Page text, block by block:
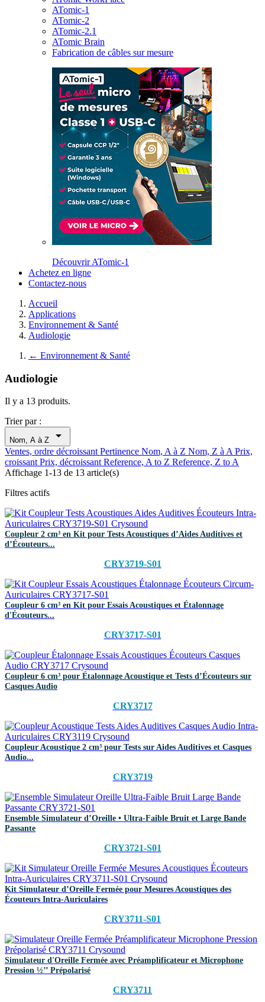
ATomic-1
ATomic-2
ATomic-2.1
ATomic Brain
Fabrication de câbles sur mesure
Découvrir ATomic-1
Achetez en ligne
Contactez-nous
Accueil
Applications
Environnement & Santé
Audiologie
← Environnement & Santé
Audiologie
Il y a 13 produits.
Trier par :
Nom, A à Z 
Ventes, ordre décroissantPertinence Nom, A à Z Nom, Z à APrix,
croissantPrix, décroissantReference, A to Z Reference, Z to A
Affichage 1-13 de 13 article(s)
Filtres actifs
Coupleur 2 cm³ en Kit pour Tests Acoustiques d’Aides Auditives et
d’Écouteurs...
CRY3719-S01
Coupleur 6 cm³ en Kit pour Essais Acoustiques et Étalonnage
d'Écouteurs...
CRY3717-S01
Coupleur 6 cm³ pour Étalonnage Acoustique et Tests d’Écouteurs sur
Casques Audio
CRY3717
Coupleur Acoustique 2 cm³ pour Tests sur Aides Auditives et Casques
Audio...
CRY3719
Ensemble Simulateur d’Oreille • Ultra-Faible Bruit et Large Bande
Passante
CRY3721-S01
Kit Simulateur d’Oreille Fermée pour Mesures Acoustiques des
Écouteurs Intra-Auriculaires
CRY3711-S01
Simulateur d'Oreille Fermée avec Préamplificateur et Microphone
Pression ½’’ Prépolarisé
CRY3711